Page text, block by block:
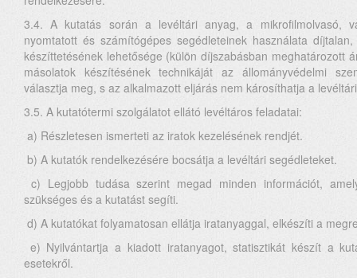
3.4. A kutatás során a levéltári anyag, a mikrofilmolvasó,
nyomtatott és számítógépes segédleteinek használata
készíttetésének lehetősége (külön díjszabásban meghatározott
másolatok készítésének technikáját az állományvédelmi
választja meg, s az alkalmazott eljárás nem károsíthatja a
3.5. A kutatótermi szolgálatot ellátó levéltáros feladatai:
a) Részletesen ismerteti az iratok kezelésének rendjét.
b) A kutatók rendelkezésére bocsátja a levéltári segédleteket.
c) Legjobb tudása szerint megad minden információt,
szükséges és a kutatást segíti.
d) A kutatókat folyamatosan ellátja iratanyaggal, elkészíti a
e) Nyilvántartja a kiadott iratanyagot, statisztikát készít a
esetekről.